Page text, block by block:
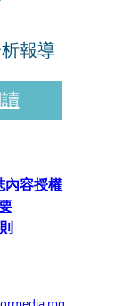
報導
內容授權